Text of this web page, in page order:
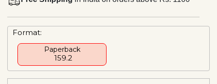
Format:
Paperback
₹ 159.2